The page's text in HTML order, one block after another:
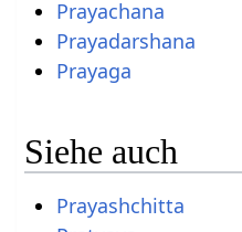
Prayachana
Prayadarshana
Prayaga
Siehe auch
Prayashchitta